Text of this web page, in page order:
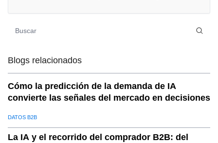
09. Por qué la IA es esencial paraComercialización
transfronterizaÉxito
10. ¿Por qué elegir?SaleAIpara la optimización del
marketing transfronterizo?
Blogs relacionados
Cómo la predicción de la demanda de IA
convierte las señales del mercado en decisiones
DATOS B2B
La IA y el recorrido del comprador B2B: del